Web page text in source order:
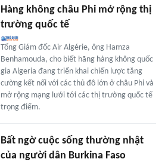
Hàng không châu Phi mở rộng thị
trường quốc tế
Tổng Giám đốc Air Algérie, ông Hamza
Benhamouda, cho biết hãng hàng không quốc
gia Algeria đang triển khai chiến lược tăng
cường kết nối với các thủ đô lớn ở châu Phi và
mở rộng mạng lưới tới các thị trường quốc tế
trọng điểm.
Bất ngờ cuộc sống thường nhật
của người dân Burkina Faso